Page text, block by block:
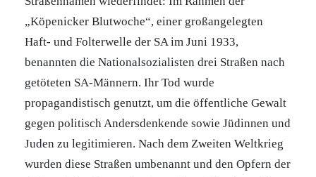
„Köpenicker Blutwoche“, einer großangelegten
Haft- und Folterwelle der SA im Juni 1933,
benannten die Nationalsozialisten drei Straßen nach
getöteten SA-Männern. Ihr Tod wurde
propagandistisch genutzt, um die öffentliche Gewalt
gegen politisch Andersdenkende sowie Jüdinnen und
Juden zu legitimieren. Nach dem Zweiten Weltkrieg
wurden diese Straßen umbenannt und den Opfern der